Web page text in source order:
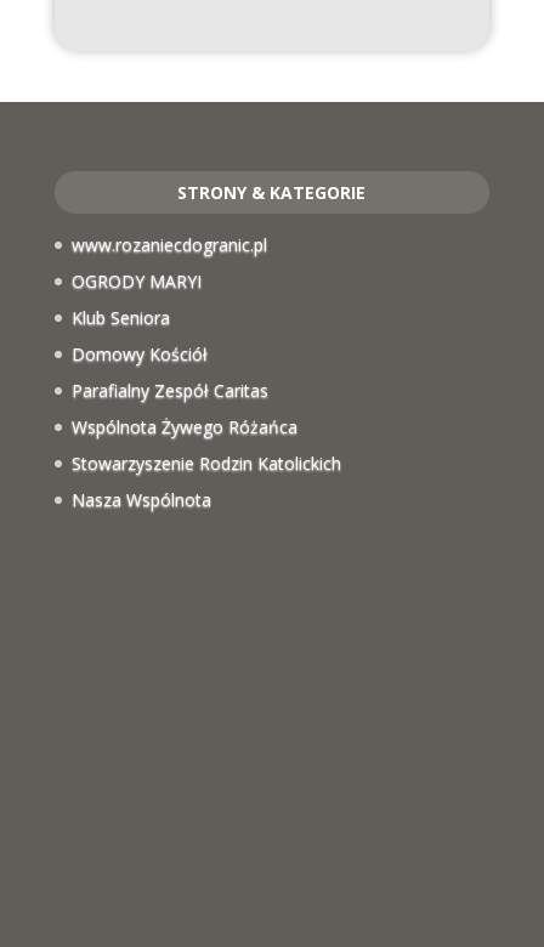
STRONY & KATEGORIE
www.rozaniecdogranic.pl
OGRODY MARYI
Klub Seniora
Domowy Kościół
Parafialny Zespół Caritas
Wspólnota Żywego Różańca
Stowarzyszenie Rodzin Katolickich
Nasza Wspólnota